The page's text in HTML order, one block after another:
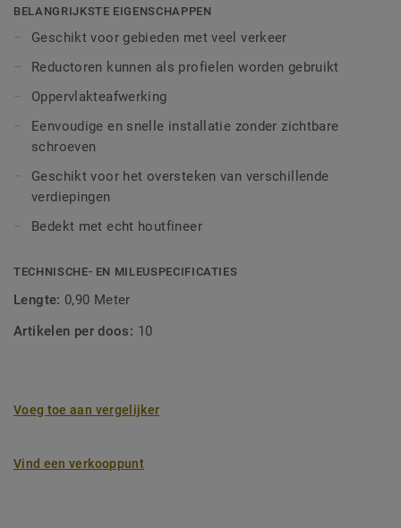
structuurvariaties kunnen optreden.
BELANGRIJKSTE EIGENSCHAPPEN
Geschikt voor gebieden met veel verkeer
Reductoren kunnen als profielen worden gebruikt
Oppervlakteafwerking
Eenvoudige en snelle installatie zonder zichtbare
schroeven
Geschikt voor het oversteken van verschillende
verdiepingen
Bedekt met echt houtfineer
TECHNISCHE- EN MILEUSPECIFICATIES
Lengte: 0,90 Meter
Artikelen per doos: 10
Voeg toe aan vergelijker
Vind een verkooppunt